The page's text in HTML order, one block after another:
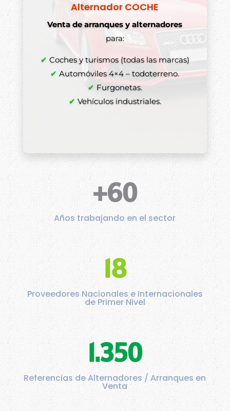
Alternador COCHE
Venta de arranques y alternadores
para:
✔ Coches y turismos (todas las marcas)
✔ Automóviles 4×4 – todoterreno.
✔ Furgonetas.
✔ Vehículos industriales.
+60
Años trabajando en el sector
18
Proveedores Nacionales e Internacionales
de Primer Nivel
1.350
Referencias de Alternadores / Arranques en
Venta